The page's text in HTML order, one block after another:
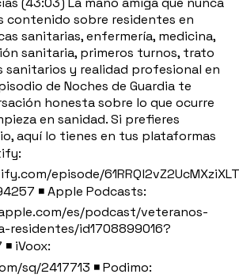
contenido sobre residentes en
sanitarias, enfermería, medicina,
sanitaria, primeros turnos, trato
sanitarios y realidad profesional en
de Noches de Guardia te
honesta sobre lo que ocurre
en sanidad. Si prefieres
aquí lo tienes en tus plataformas
episode/
◾ Apple Podcasts:
es/podcast/veteranos-
residentes/id1708899016?
iVoox:
sq/2417713 ◾ Podimo: